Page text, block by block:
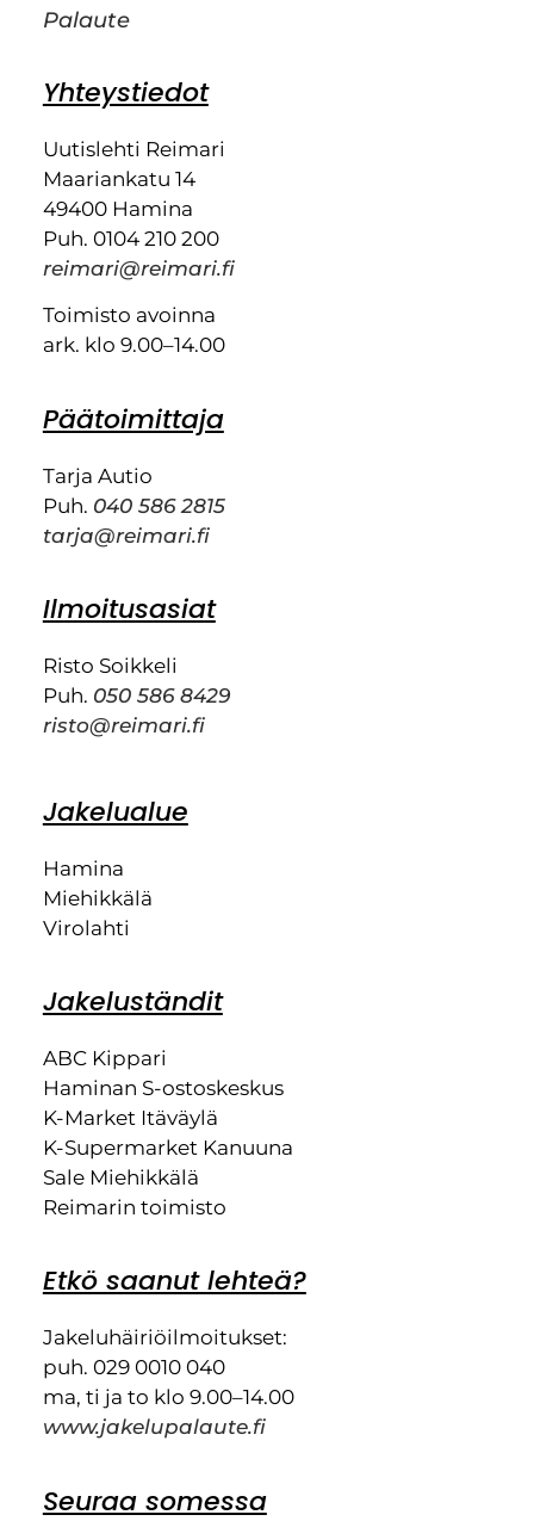
Palaute
Yhteystiedot
Uutislehti Reimari
Maariankatu 14
49400 Hamina
Puh. 0104 210 200
reimari@reimari.fi
Toimisto avoinna
ark. klo 9.00–14.00
Päätoimittaja
Tarja Autio
Puh. 040 586 2815
tarja@reimari.fi
Ilmoitusasiat
Risto Soikkeli
Puh. 050 586 8429
risto@reimari.fi
Jakelualue
Hamina
Miehikkälä
Virolahti
Jakeluständit
ABC Kippari
Haminan S-ostoskeskus
K-Market Itäväylä
K-Supermarket Kanuuna
Sale Miehikkälä
Reimarin toimisto
Etkö saanut lehteä?
Jakeluhäiriöilmoitukset:
puh. 029 0010 040
ma, ti ja to klo 9.00–14.00
www.jakelupalaute.fi
Seuraa somessa